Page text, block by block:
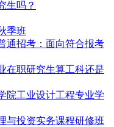
生吗？
季班
通招考：面向符合报考
在职研究生算工科还是
院工业设计工程专业学
与投资实务课程研修班